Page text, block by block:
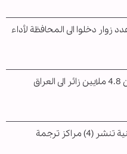
زوار دخلوا الى المحافظة لأداء
دخول أكثر من 4.8 ملايين زائر الى العراق
العتبة الحسينية تنشر (4) مراكز ترجمة